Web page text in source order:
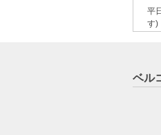
平
す)
ベル